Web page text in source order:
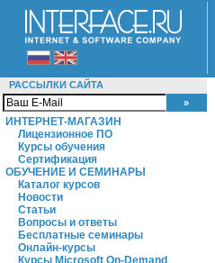
РАССЫЛКИ САЙТА
ИНТЕРНЕТ-МАГАЗИН
Лицензионное ПО
Курсы обучения
Сертификация
ОБУЧЕНИЕ И СЕМИНАРЫ
Каталог курсов
Новости
Статьи
Вопросы и ответы
Бесплатные семинары
Онлайн-курсы
Курсы Microsoft On-Demand